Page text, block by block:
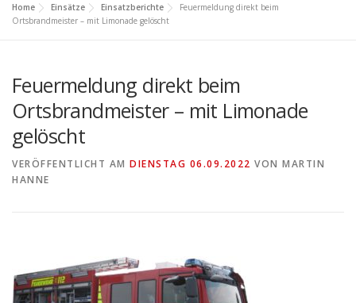
Service
Home Einsätze Einsatzberichte
Feuermeldung direkt beim
Ortsbrandmeister – mit Limonade gelöscht
Feuermeldung direkt beim
Ortsbrandmeister – mit Limonade
gelöscht
VERÖFFENTLICHT AM DIENSTAG 06.09.2022 VON MARTIN
HANNE